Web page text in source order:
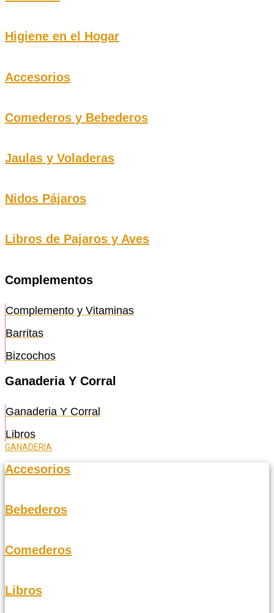
Higiene en el Hogar
Accesorios
Comederos y Bebederos
Jaulas y Voladeras
Nidos Pájaros
Libros de Pajaros y Aves
Complementos
Complemento y Vitaminas
Barritas
Bizcochos
Ganaderia Y Corral
Ganaderia Y Corral
Libros
GANADERIA
Accesorios
Bebederos
Comederos
Libros